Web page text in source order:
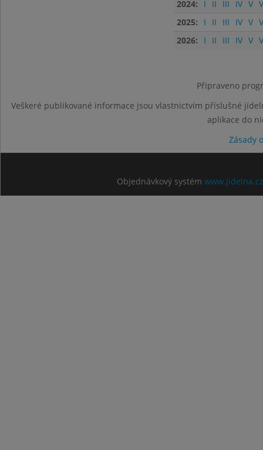
2024:
I II III IV V
2025:
I II III IV V
2026:
I II III IV V
Připraveno
Veškeré publikované informace jsou vlastnictvím příslušné
aplikace do
Zásady
Objednávkový systém www.jidelna.cz